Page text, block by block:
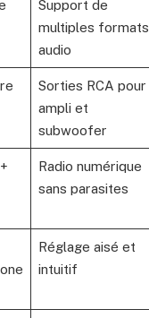
Support de
multiples formats
audio
Sorties RCA pour
ampli et
subwoofer
Radio numérique
sans parasites
Réglage aisé et
intuitif